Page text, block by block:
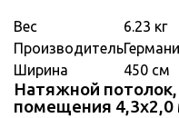
Вес
6.23 кг
Производитель
Ширина
450 см
Натяжной
помещения